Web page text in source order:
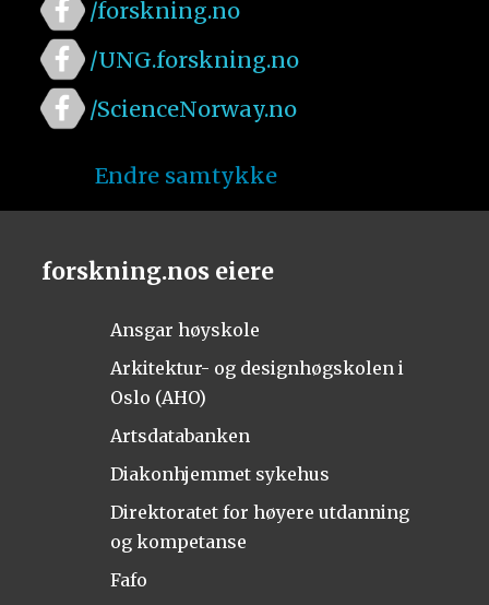
/forskning.no
/UNG.forskning.no
/ScienceNorway.no
Endre samtykke
forskning.nos eiere
Ansgar høyskole
Arkitektur- og designhøgskolen i
Oslo (AHO)
Artsdatabanken
Diakonhjemmet sykehus
Direktoratet for høyere utdanning
og kompetanse
Fafo